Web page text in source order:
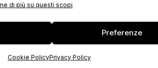
di più su questi scopi
Preferenze
Cookie PolicyPrivacy Policy